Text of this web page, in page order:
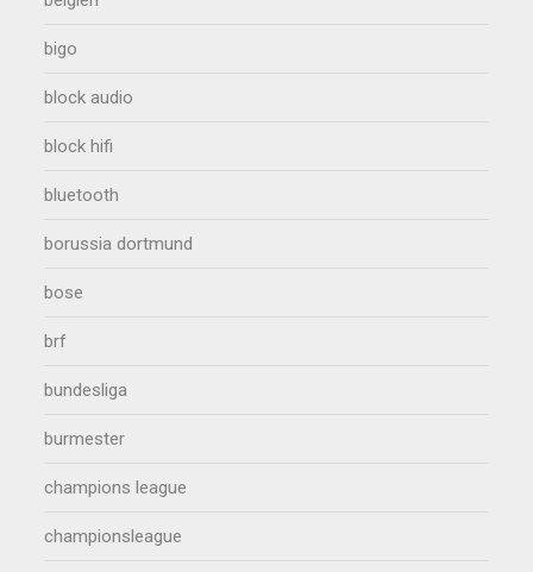
bigo
block audio
block hifi
bluetooth
borussia dortmund
bose
brf
bundesliga
burmester
champions league
championsleague